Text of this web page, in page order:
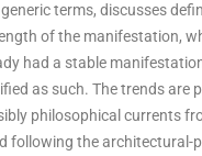
terms, discusses
of the manifestation,
had a stable
as such. The trends are
philosophical currents
following the